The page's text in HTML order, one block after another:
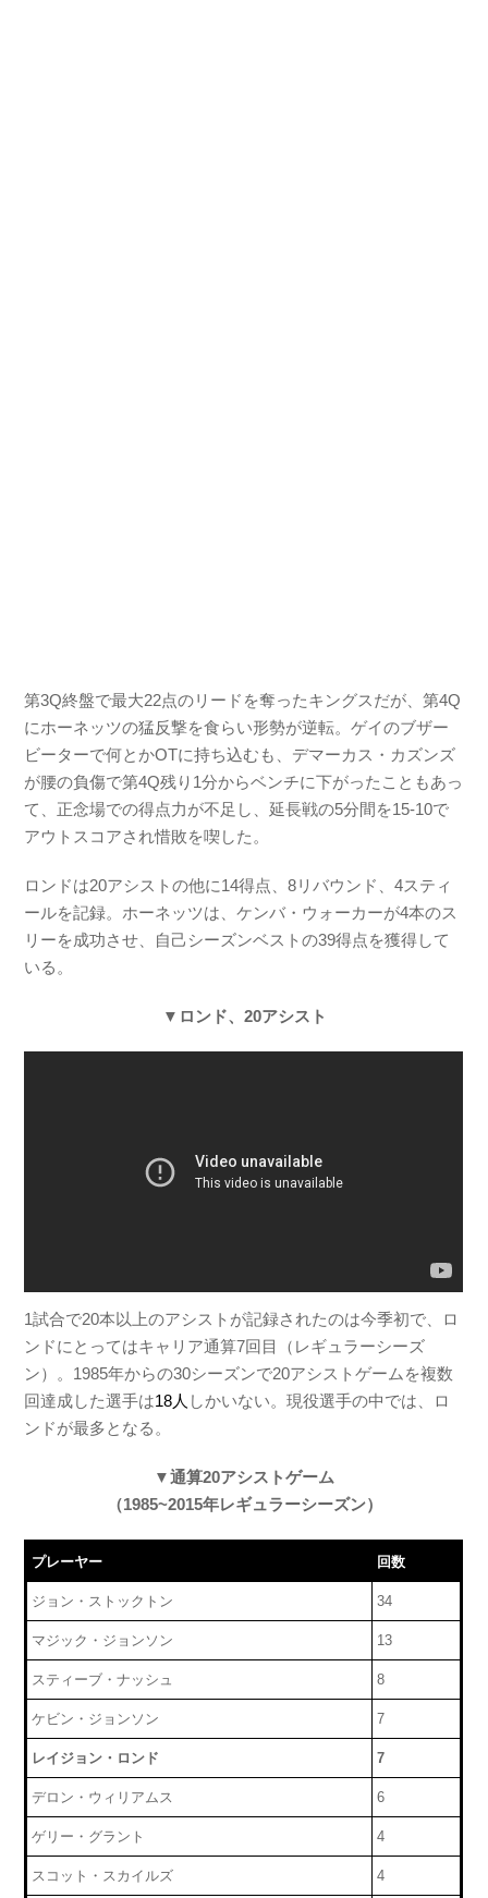
第3Q終盤で最大22点のリードを奪ったキングスだが、第4Q
にホーネッツの猛反撃を食らい形勢が逆転。ゲイのブザー
ビーターで何とかOTに持ち込むも、デマーカス・カズンズ
が腰の負傷で第4Q残り1分からベンチに下がったこともあっ
て、正念場での得点力が不足し、延長戦の5分間を15-10で
アウトスコアされ惜敗を喫した。
ロンドは20アシストの他に14得点、8リバウンド、4スティ
ールを記録。ホーネッツは、ケンバ・ウォーカーが4本のス
リーを成功させ、自己シーズンベストの39得点を獲得して
いる。
▼ロンド、20アシスト
1試合で20本以上のアシストが記録されたのは今季初で、ロ
ンドにとってはキャリア通算7回目（レギュラーシーズ
ン）。1985年からの30シーズンで20アシストゲームを複数
回達成した選手は18人 しかいない。現役選手の中では、ロ
ンドが最多となる。
▼通算20アシストゲーム
（1985~2015年レギュラーシーズン）
プレーヤー 回数
ジョン・ストックトン 34
マジック・ジョンソン 13
スティーブ・ナッシュ 8
ケビン・ジョンソン 7
レイジョン・ロンド 7
デロン・ウィリアムス 6
ゲリー・グラント 4
スコット・スカイルズ 4